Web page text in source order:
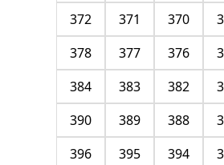
370
371
372
376
377
378
382
383
384
388
389
390
394
395
396